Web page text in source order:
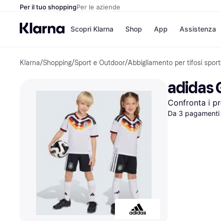
Per il tuo shoppingPer le aziende
Scopri Klarna
Opzioni di
Paga ora
Paga in 3 rate
Paga dopo 30 giorni
Finanziamento
Shop
Negozi
Unieuro
Media
eBay
Zalando
App Assistenza
Klarna/Shopping/Sport e Outdoor/Abbigliamento per tifosi
adidas
Confronta i
Da 3